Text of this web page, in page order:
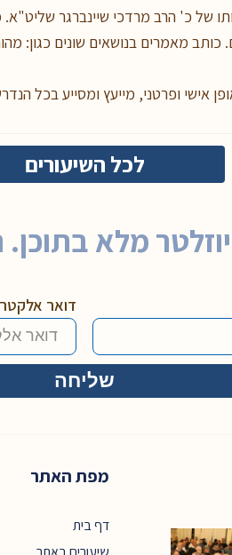
של כ' הרב מרדכי שיינברגר שליט"א.
מאמרים בנושאים שונים כגון:
אישי ופרטני, מייעץ ומסייע בכל
לכל השיעורים
מלא
דואר
מפת האתר
דף בית